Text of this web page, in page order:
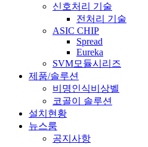
신호처리 기술
전처리 기술
ASIC CHIP
Spread
Eureka
SVM모듈시리즈
제품/솔루션
비명인식비상벨
코골이 솔루션
설치현황
뉴스룸
공지사항